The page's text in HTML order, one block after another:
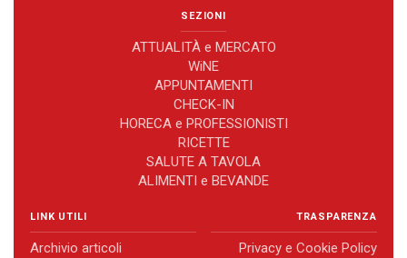
SEZIONI
ATTUALITÀ e MERCATO
WiNE
APPUNTAMENTI
CHECK-IN
HORECA e PROFESSIONISTI
RICETTE
SALUTE A TAVOLA
ALIMENTI e BEVANDE
LINK UTILI
Archivio articoli
TRASPARENZA
Privacy e Cookie Policy